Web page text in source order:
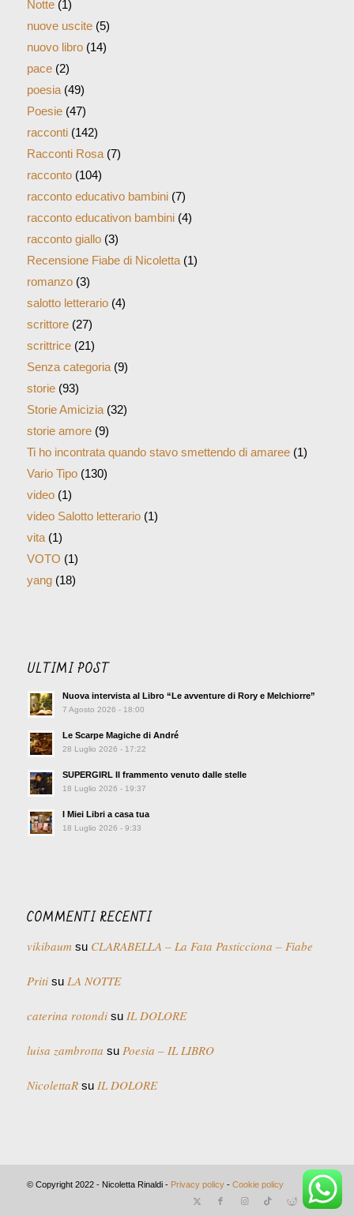
Notte(1)
nuove uscite(5)
nuovo libro(14)
pace(2)
poesia(49)
Poesie(47)
racconti(142)
Racconti Rosa(7)
racconto(104)
racconto educativo bambini(7)
racconto educativon bambini(4)
racconto giallo(3)
Recensione Fiabe di Nicoletta(1)
romanzo(3)
salotto letterario(4)
scrittore(27)
scrittrice(21)
Senza categoria(9)
storie(93)
Storie Amicizia(32)
storie amore(9)
Ti ho incontrata quando stavo smettendo di amaree(1)
Vario Tipo(130)
video(1)
video Salotto letterario(1)
vita(1)
VOTO (1)
yang(18)
ULTIMI POST
Nuova intervista al Libro “Le avventure di Rory e Melchiorre”
7 Agosto 2026 - 18:00
Le Scarpe Magiche di André
28 Luglio 2026 - 17:22
SUPERGIRL Il frammento venuto dalle stelle
18 Luglio 2026 - 19:37
I Miei Libri a casa tua
18 Luglio 2026 - 9:33
COMMENTI RECENTI
vikibaumsu CLARABELLA – La Fata Pasticciona – Fiabe
Pritisu LA NOTTE
caterina rotondisu IL DOLORE
luisa zambrotta su Poesia – IL LIBRO
NicolettaRsu IL DOLORE
© Copyright 2022 - Nicoletta Rinaldi - Privacy policy- Cookie policy